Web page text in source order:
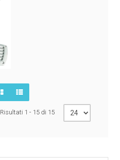
Risultati 1 - 15 di 15